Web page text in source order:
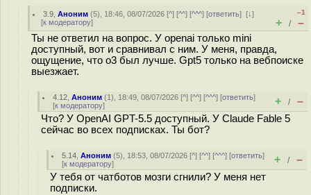
3.9 ,Аноним (5), 18:46, 08/07/2026 [^] [^^] [^^^] [ответить][↓]
[к модератору]
–1
+ / –
Ты не ответил на вопрос. У openai только mini
доступный, вот и сравнивал с ним. У меня, правда,
ощущение, что o3 был лучше. Gpt5 только на вебпоиске
выезжает.
4.12 ,Аноним (1), 18:49, 08/07/2026 [^] [^^] [^^^] [ответить]
[к модератору] + / –
Что? У OpenAI GPT-5.5 доступный. У Claude Fable 5
сейчас во всех подписках. Ты бот?
5.14 ,Аноним (5), 18:53, 08/07/2026 [^] [^^] [^^^] [ответить]
[к модератору] + / –
У тебя от чатботов мозги сгнили? У меня нет
подписки.